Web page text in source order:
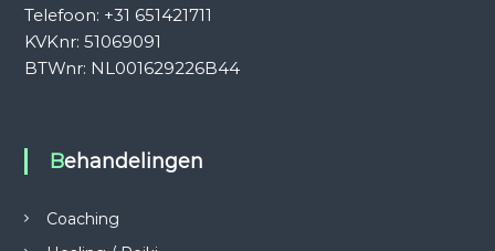
Telefoon: +31 651421711
KVKnr: 51069091
BTWnr: NL001629226B44
Behandelingen
Coaching